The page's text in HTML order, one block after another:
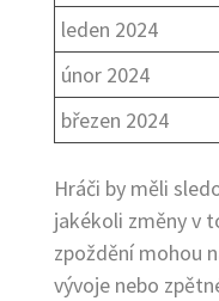
leden 2024
únor 2024
březen 2024
Hráči by měli
jakékoli změny v
zpoždění mohou
vývoje nebo